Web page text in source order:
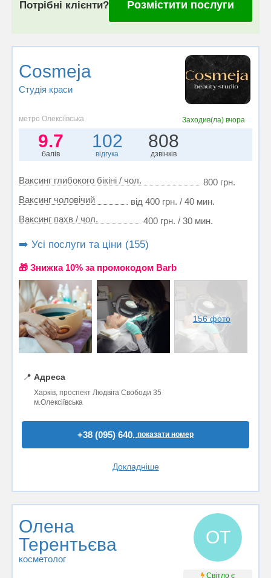
Потрібні клієнти? Розмістити послуги
Cosmeja
Студія краси
метро Олексіївська Заходив(ла) вчора
9.7
балів
102
відгука
808
дзвінків
Ваксинг глибокого бікіні / чол.
800 грн.
Ваксинг чоловічий
від 400 грн. / 40 мин.
Ваксинг пахв / чол.
400 грн. / 30 мин.
➡️ Усі послуги та ціни (155)
🎁 Знижка 10% за промокодом Barb
156 фото
📍 Адреса
Харків, проспект Людвіга Свободи 35
м.Олексіївська
+38 (095) 640..показати номер
Докладніше
Олена
Терентьєва
косметолог
ОТ
Світло є